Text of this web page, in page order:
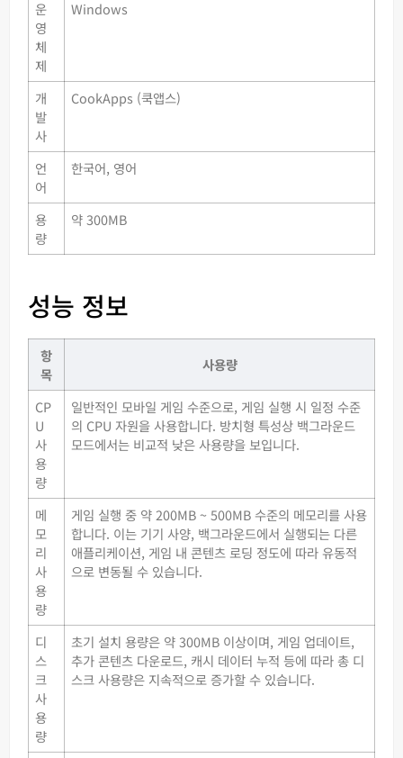
운
영
체
제
Windows
개
발
사
CookApps (쿡앱스)
언
어
한국어, 영어
용
량
약 300MB
성능 정보
항
목
사용량
CP
U
사
용
량
일반적인 모바일 게임 수준으로, 게임 실행 시 일정 수준
의 CPU 자원을 사용합니다. 방치형 특성상 백그라운드
모드에서는 비교적 낮은 사용량을 보입니다.
메
모
리
사
용
량
게임 실행 중 약 200MB ~ 500MB 수준의 메모리를 사용
합니다. 이는 기기 사양, 백그라운드에서 실행되는 다른
애플리케이션, 게임 내 콘텐츠 로딩 정도에 따라 유동적
으로 변동될 수 있습니다.
디
스
크
사
용
량
초기 설치 용량은 약 300MB 이상이며, 게임 업데이트,
추가 콘텐츠 다운로드, 캐시 데이터 누적 등에 따라 총 디
스크 사용량은 지속적으로 증가할 수 있습니다.